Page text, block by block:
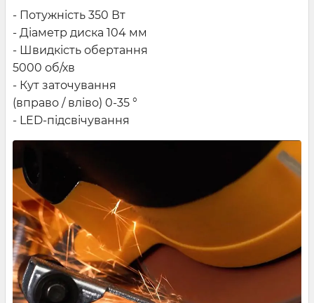
- Потужність 350 Вт
- Діаметр диска 104 мм
- Швидкість обертання
5000 об/хв
- Кут заточування
(вправо / вліво) 0-35 °
- LED-підсвічування